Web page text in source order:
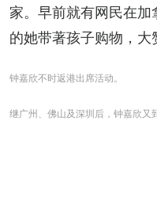
家。早前就有网民在加
的她带著孩子购物，大
钟嘉欣不时返港出席活动。
继广州、佛山及深圳后，钟嘉欣又